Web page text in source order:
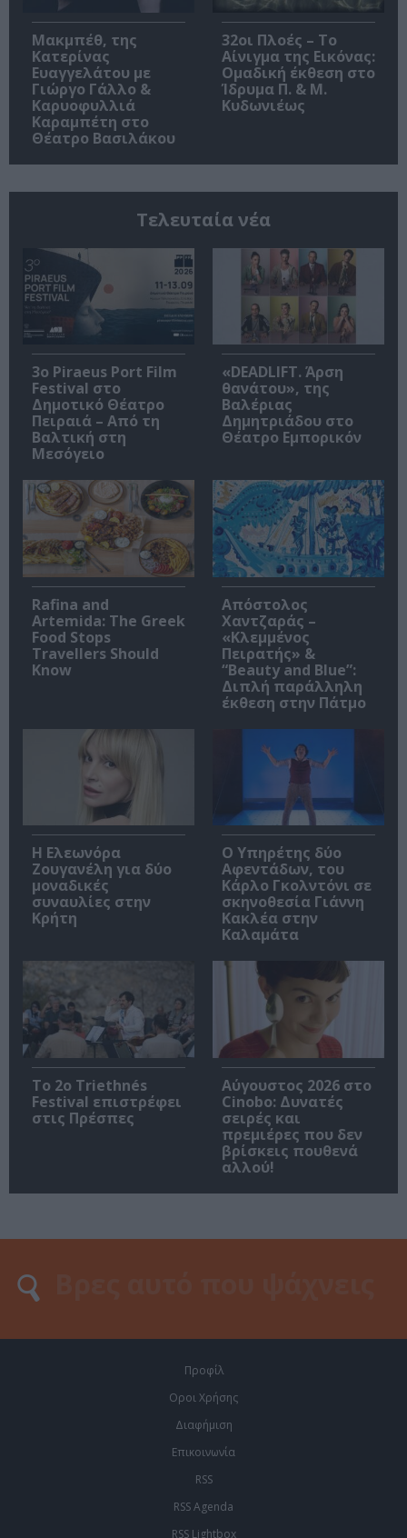
Μακμπέθ, της
Κατερίνας
Ευαγγελάτου με
Γιώργο Γάλλο &
Καρυοφυλλιά
Καραμπέτη στο
Θέατρο Βασιλάκου
32οι Πλοές – Το
Αίνιγμα της Εικόνας:
Ομαδική έκθεση στο
Ίδρυμα Π. & Μ.
Κυδωνιέως
Τελευταία νέα
3o Piraeus Port Film
Festival στο
Δημοτικό Θέατρο
Πειραιά – Από τη
Βαλτική στη
Μεσόγειο
«DEADLIFT. Άρση
θανάτου», της
Βαλέριας
Δημητριάδου στο
Θέατρο Εμπορικόν
Rafina and
Artemida: The Greek
Food Stops
Travellers Should
Know
Απόστολος
Χαντζαράς –
«Κλεμμένος
Πειρατής» &
“Beauty and Blue”:
Διπλή παράλληλη
έκθεση στην Πάτμο
Η Ελεωνόρα
Ζουγανέλη για δύο
μοναδικές
συναυλίες στην
Κρήτη
Ο Υπηρέτης δύο
Αφεντάδων, του
Κάρλο Γκολντόνι σε
σκηνοθεσία Γιάννη
Κακλέα στην
Καλαμάτα
Το 2ο Triethnés
Festival επιστρέφει
στις Πρέσπες
Αύγουστος 2026 στο
Cinobo: Δυνατές
σειρές και
πρεμιέρες που δεν
βρίσκεις πουθενά
αλλού!
Προφίλ
Οροι Χρήσης
Διαφήμιση
Επικοινωνία
RSS
RSS Agenda
RSS Lightbox